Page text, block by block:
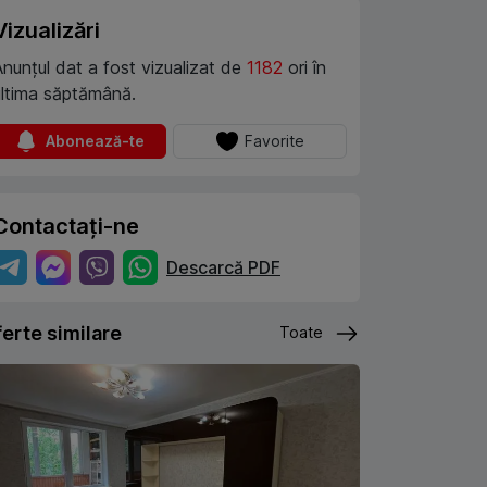
dat a fost vizualizat de 1182 ori în
săptămână.
Abonează-te Favorite
ne
Descarcă PDF
similare Toate